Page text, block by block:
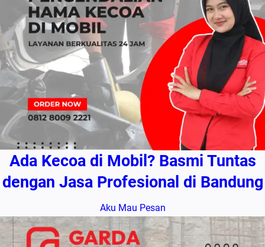
Ada Kecoa di Mobil? Basmi Tuntas
dengan Jasa Profesional di Bandung
Aku Mau Pesan